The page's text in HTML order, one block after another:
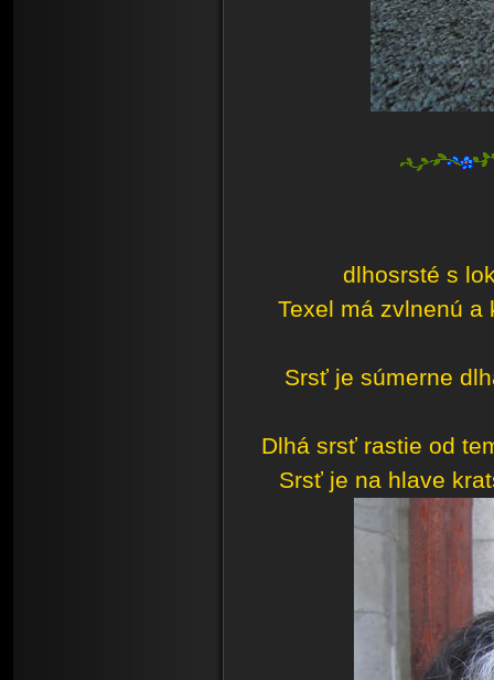
dlhosrsté s
Texel má zvlnenú
Srsť je súmerne
Dlhá srsť rastie od
Srsť je na hlave